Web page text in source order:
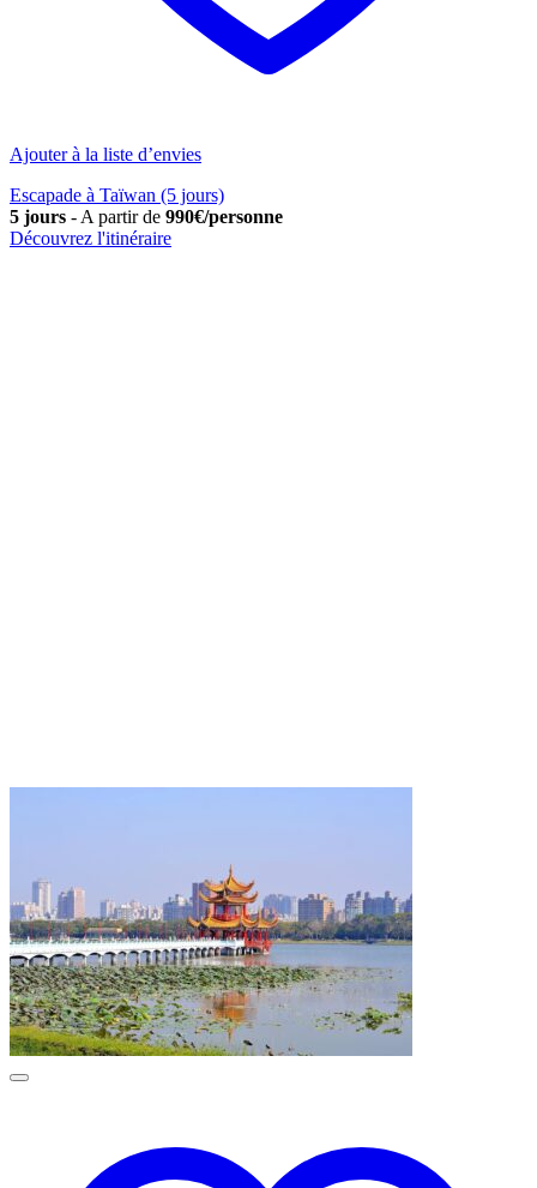
Ajouter à la liste d’envies
Escapade à Taïwan (5 jours)
5 jours - A partir de 990€/personne
Découvrez l'itinéraire